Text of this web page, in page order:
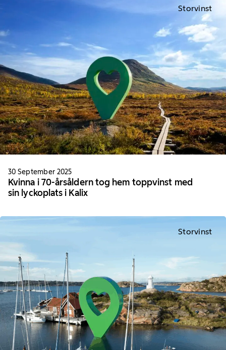
Storvinst
30 September 2025
Kvinna i 70-årsåldern tog hem toppvinst med
sin lyckoplats i Kalix
Storvinst